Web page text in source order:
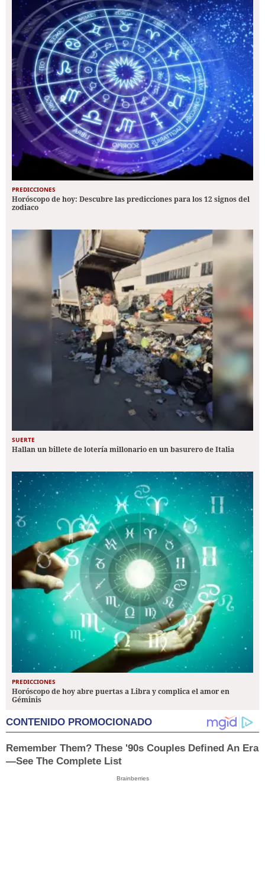
PREDICCIONES
Horóscopo de hoy: Descubre las predicciones para los 12 signos del
zodiaco
SUERTE
Hallan un billete de lotería millonario en un basurero de Italia
PREDICCIONES
Horóscopo de hoy abre puertas a Libra y complica el amor en
Géminis
CONTENIDO PROMOCIONADO
Remember Them? These '90s Couples Defined An Era
—See The Complete List
Brainberries